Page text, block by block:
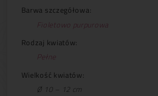
Barwa szczegółowa:
Fioletowo purpurowa
Rodzaj kwiatów:
Pełne
Wielkość kwiatów:
Ø 10 – 12 cm